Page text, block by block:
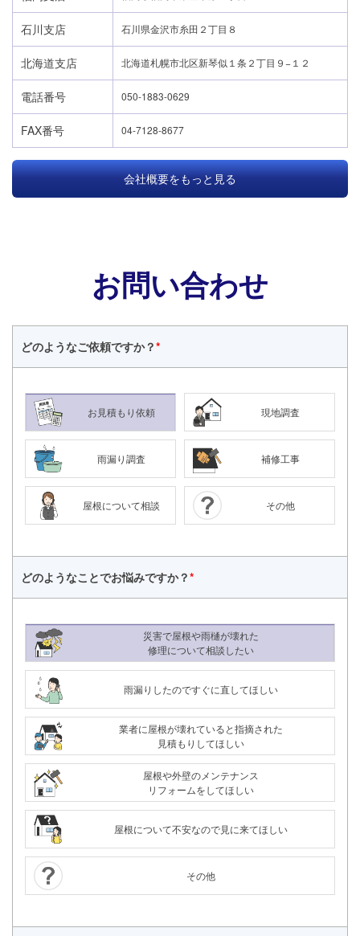
24時間365日対応
石川支店 石川県金沢市糸田２丁目８
北海道支店 北海道札幌市北区新琴似１条２丁目９−１２
電話番号 050-1883-0629
FAX番号 04-7128-8677
会社概要をもっと見る
お問い合わせ
どのようなご依頼ですか？*
お見積もり依頼 現地調査
雨漏り調査 補修工事
屋根について相談 その他
どのようなことでお悩みですか？*
災害で屋根や雨樋が壊れた
修理について相談したい
雨漏りしたのですぐに直してほしい
業者に屋根が壊れていると指摘された
見積もりしてほしい
屋根や外壁のメンテナンス
リフォームをしてほしい
屋根について不安なので見に来てほしい
その他